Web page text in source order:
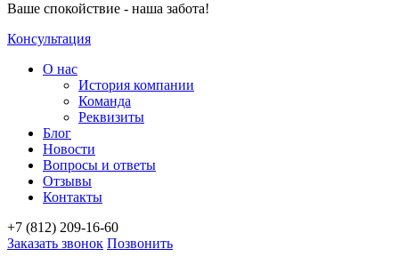
Ваше спокойствие - наша забота!
Консультация
О нас
История компании
Команда
Реквизиты
Блог
Новости
Вопросы и ответы
Отзывы
Контакты
+7 (812) 209-16-60
Заказать звонок Позвонить